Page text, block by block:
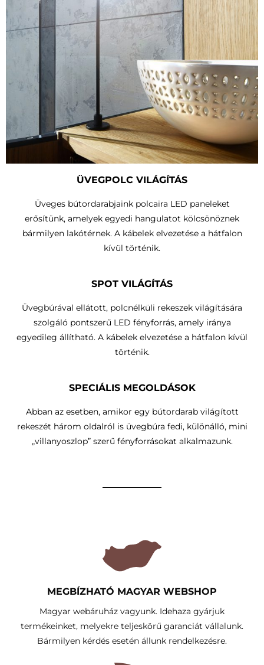
ÜVEGPOLC VILÁGÍTÁS
Üveges bútordarabjaink polcaira LED paneleket
erősítünk, amelyek egyedi hangulatot kölcsönöznek
bármilyen lakótérnek. A kábelek elvezetése a hátfalon
kívül történik.
SPOT VILÁGÍTÁS
Üvegbúrával ellátott, polcnélküli rekeszek világítására
szolgáló pontszerű LED fényforrás, amely iránya
egyedileg állítható. A kábelek elvezetése a hátfalon kívül
történik.
SPECIÁLIS MEGOLDÁSOK
Abban az esetben, amikor egy bútordarab világított
rekeszét három oldalról is üvegbúra fedi, különálló, mini
„villanyoszlop” szerű fényforrásokat alkalmazunk.
MEGBÍZHATÓ MAGYAR WEBSHOP
Magyar webáruház vagyunk. Idehaza gyárjuk
termékeinket, melyekre teljeskörű garanciát vállalunk.
Bármilyen kérdés esetén állunk rendelkezésre.